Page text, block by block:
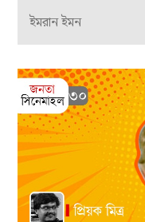
ইমরান ইমন